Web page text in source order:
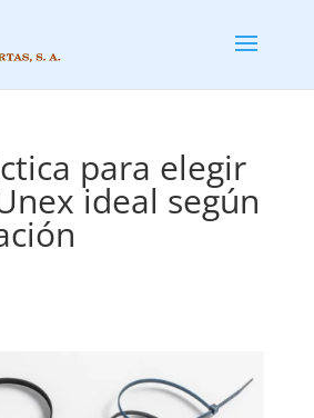
para elegir
ideal según